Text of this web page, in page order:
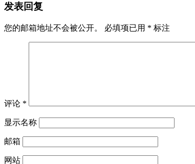
发表回复
您的邮箱地址不会被公开。 必填项已用 * 标注
评论 *
显示名称
邮箱
网站